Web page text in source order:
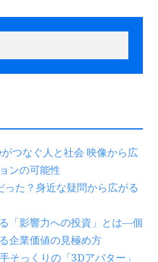
つなぐ人と社会 映像から広
ンの可能性
った？身近な疑問から広がる
「影響力への投資」とは―個
企業価値の見極め方
そっくりの「3Dアバター」